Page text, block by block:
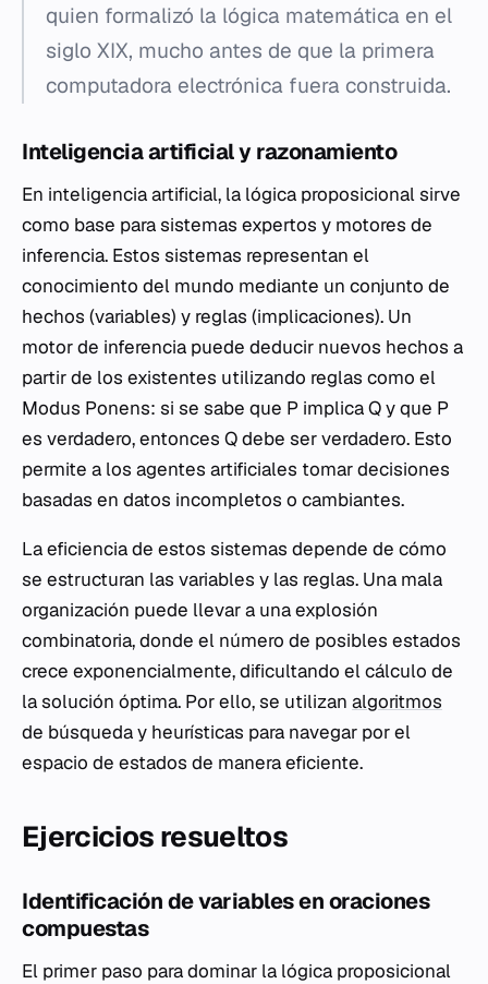
quien formalizó la lógica matemática en el
siglo XIX, mucho antes de que la primera
computadora electrónica fuera construida.
Inteligencia artificial y razonamiento
En inteligencia artificial, la lógica proposicional sirve
como base para sistemas expertos y motores de
inferencia. Estos sistemas representan el
conocimiento del mundo mediante un conjunto de
hechos (variables) y reglas (implicaciones). Un
motor de inferencia puede deducir nuevos hechos a
partir de los existentes utilizando reglas como el
Modus Ponens: si se sabe que P implica Qy que P
es verdadero, entonces Q debe ser verdadero. Esto
permite a los agentes artificiales tomar decisiones
basadas en datos incompletos o cambiantes.
La eficiencia de estos sistemas depende de cómo
se estructuran las variables y las reglas. Una mala
organización puede llevar a una explosión
combinatoria, donde el número de posibles estados
crece exponencialmente, dificultando el cálculo de
la solución óptima. Por ello, se utilizan algoritmos
de búsqueda y heurísticas para navegar por el
espacio de estados de manera eficiente.
Ejercicios resueltos
Identificación de variables en oraciones
compuestas
El primer paso para dominar la lógica proposicional